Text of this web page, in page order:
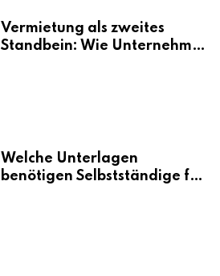
Vermietung als zweites
Standbein: Wie Unternehmen
Welche Unterlagen
benötigen Selbstständige für